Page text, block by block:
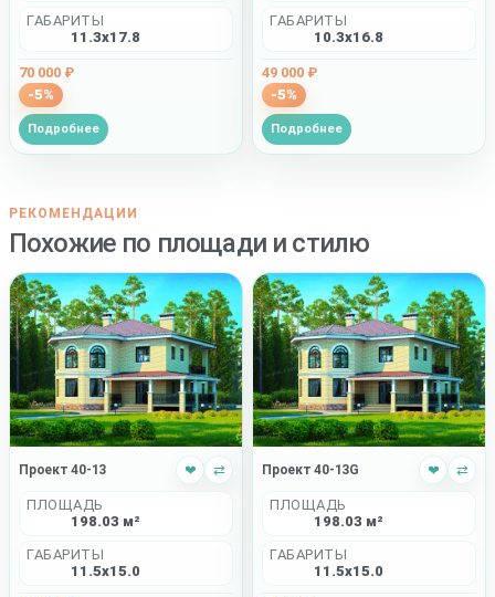
ГАБАРИТЫ
11.3x17.8
70 000 ₽
-5%
Подробнее
ГАБАРИТЫ
10.3x16.8
49 000 ₽
-5%
Подробнее
РЕКОМЕНДАЦИИ
Похожие по площади и стилю
Проект 40-13 ❤ ⇄
ПЛОЩАДЬ
198.03 м²
ГАБАРИТЫ
11.5x15.0
Проект 40-13G ❤ ⇄
ПЛОЩАДЬ
198.03 м²
ГАБАРИТЫ
11.5x15.0